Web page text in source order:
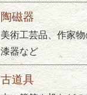
陶磁器
美術工芸品、作家
漆器など
古道具